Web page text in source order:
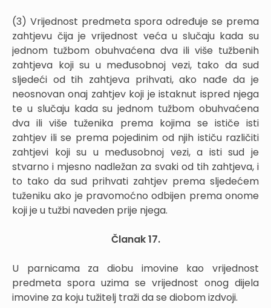
(3) Vrijednost predmeta spora određuje se prema
zahtjevu čija je vrijednost veća u slučaju kada su
jednom tužbom obuhvaćena dva ili više tužbenih
zahtjeva koji su u međusobnoj vezi, tako da sud
sljedeći od tih zahtjeva prihvati, ako nađe da je
neosnovan onaj zahtjev koji je istaknut ispred njega
te u slučaju kada su jednom tužbom obuhvaćena
dva ili više tuženika prema kojima se ističe isti
zahtjev ili se prema pojedinim od njih ističu različiti
zahtjevi koji su u međusobnoj vezi, a isti sud je
stvarno i mjesno nadležan za svaki od tih zahtjeva, i
to tako da sud prihvati zahtjev prema sljedećem
tuženiku ako je pravomoćno odbijen prema onome
koji je u tužbi naveden prije njega.
Članak 17.
U parnicama za diobu imovine kao vrijednost
predmeta spora uzima se vrijednost onog dijela
imovine za koju tužitelj traži da se diobom izdvoji.